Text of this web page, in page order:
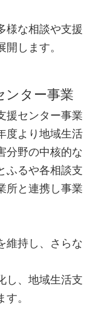
様な相談や支援
します。
ンター事業
援センター事業
度より地域生活
分野の中核的な
ふるや各相談支
所と連携し事業
維持し、さらな
し、地域生活支
。